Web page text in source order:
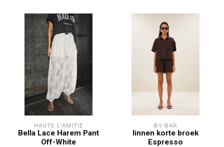
HAUTE L'AMITIÉ
Bella Lace Harem Pant
Off-White
BY-BAR
linnen korte broek
Espresso